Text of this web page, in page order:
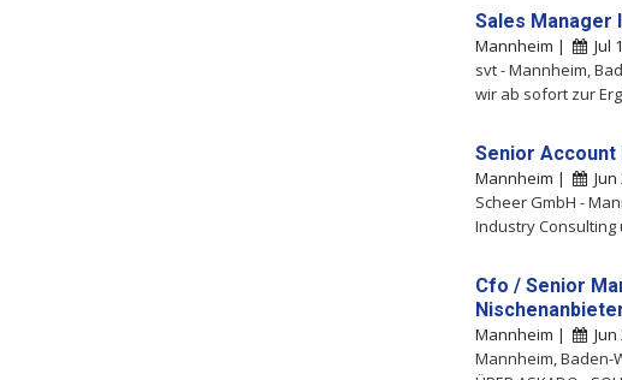
Sales Manager
Mannheim | Jul
svt - Mannheim,
wir ab sofort zur
Senior
Mannheim | Jun
Scheer GmbH -
Industry
Cfo / Senior
Mannheim |
Jun
Mannheim, Baden-